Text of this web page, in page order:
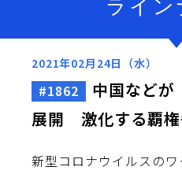
ライン
2021年02月24日（水）
#1862
中国などが
展開 激化する覇権
新型コロナウイルスの